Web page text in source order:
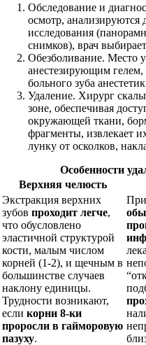
Обследование и
осмотр, анализируются
исследования
снимков), врач
Обезболивание. Место
анестезирующим
больного зуба
Удаление. Хирург
зоне, обеспечивая
окружающей ткани,
фрагменты, извлекает
лунку от осколков,
Особенности
Верхняя челюсть
Экстракция верхних
зубов проходит легче,
что обусловлено
эластичной структурой
кости, малым числом
корней (1-2), и щечным в
большинстве случаев
наклону единицы.
Трудности возникают,
если корни 8-ки
проросли в гайморовую
пазуху.
При